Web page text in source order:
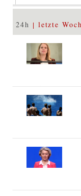
24h letzte